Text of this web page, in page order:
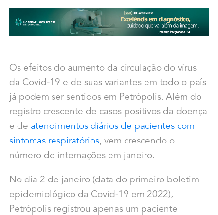
Os efeitos do aumento da circulação do vírus
da Covid-19 e de suas variantes em todo o país
já podem ser sentidos em Petrópolis. Além do
registro crescente de casos positivos da doença
e de atendimentos diários de pacientes com
sintomas respiratórios, vem crescendo o
número de internações em janeiro.
No dia 2 de janeiro (data do primeiro boletim
epidemiológico da Covid-19 em 2022),
Petrópolis registrou apenas um paciente